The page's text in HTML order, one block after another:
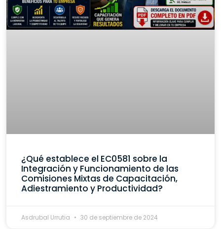
¿Qué establece el EC0581 sobre la
Integración y Funcionamiento de las
Comisiones Mixtas de Capacitación,
Adiestramiento y Productividad?
Asdrubal Urrutia 30 de septiembre de 2024